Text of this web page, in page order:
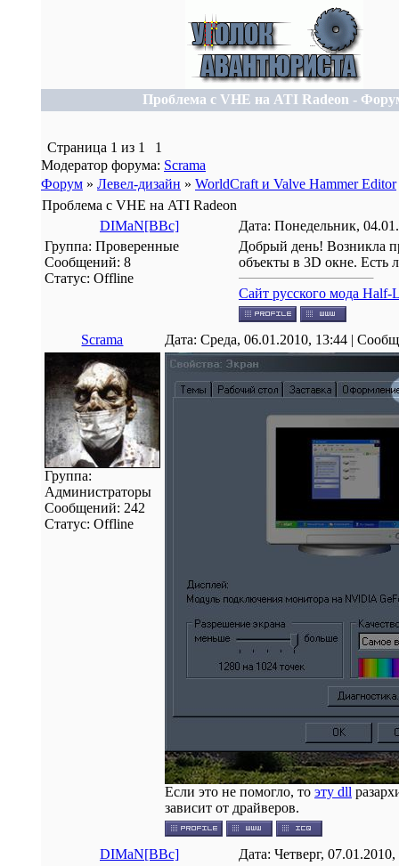
Проблема c VHE на ATI Radeon -
Страница 1 из 1
1
Модератор форума: Scrama
Форум » Левел-дизайн » WorldCraft и Valve Hammer Editor
Проблема c VHE на ATI Radeon
DIMaN[BBc]
Дата: Понедельник,
Группа: Проверенные
Сообщений: 8
Статус: Offline
Добрый день! Возникла
объекты в 3D окне. Есть
Сайт русского мода Half-
Scrama Дата: Среда, 06.01.2010, 13:44 |
Группа:
Администраторы
Сообщений: 242
Статус: Offline
Если это не помогло, то эту dll
зависит от драйверов.
DIMaN[BBc]
Дата: Четверг,